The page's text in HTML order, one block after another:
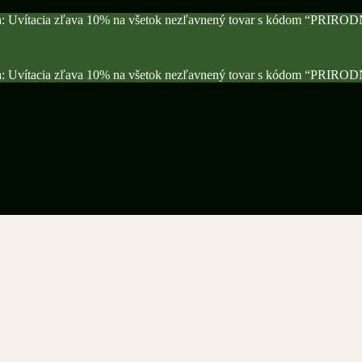
Uvítacia zľava 10% na všetok nezľavnený tovar s kódom
Uvítacia zľava 10% na všetok nezľavnený tovar s kódom